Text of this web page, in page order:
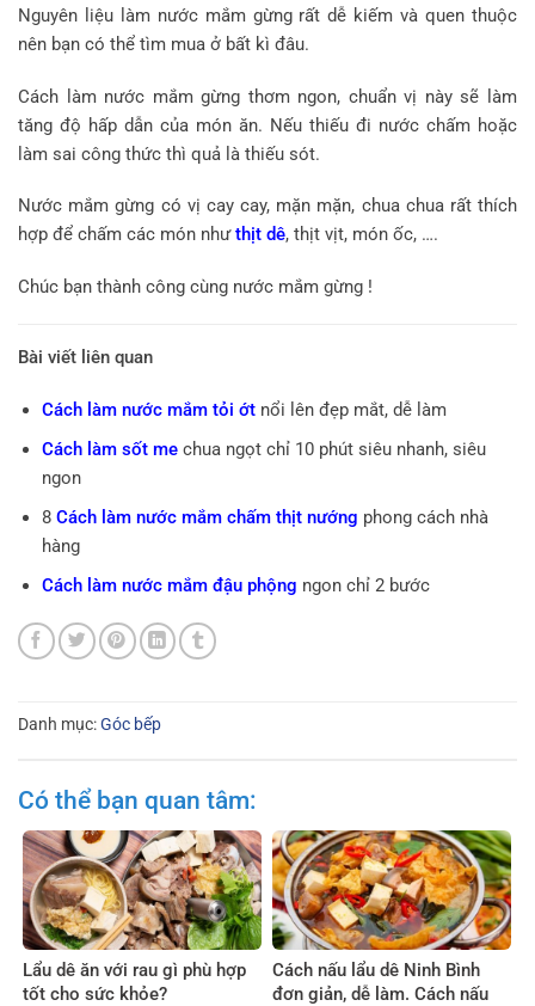
Nguyên liệu làm nước mắm gừng rất dễ kiếm và quen thuộc
nên bạn có thể tìm mua ở bất kì đâu.
Cách làm nước mắm gừng thơm ngon, chuẩn vị này sẽ làm
tăng độ hấp dẫn của món ăn. Nếu thiếu đi nước chấm hoặc
làm sai công thức thì quả là thiếu sót.
Nước mắm gừng có vị cay cay, mặn mặn, chua chua rất thích
hợp để chấm các món nhưthịt dê, thịt vịt, món ốc, ….
Chúc bạn thành công cùng nước mắm gừng !
Bài viết liên quan
Cách làm nước mắm tỏi ớtnổi lên đẹp mắt, dễ làm
Cách làm sốt mechua ngọt chỉ 10 phút siêu nhanh, siêu
ngon
8 Cách làm nước mắm chấm thịt nướng phong cách nhà
hàng
Cách làm nước mắm đậu phộng ngon chỉ 2 bước
Danh mục:Góc bếp
Có thể bạn quan tâm:
Lẩu dê ăn với rau gì phù hợp
tốt cho sức khỏe?
Cách nấu lẩu dê Ninh Bình
đơn giản, dễ làm. Cách nấu